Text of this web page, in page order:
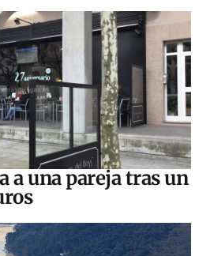
a una pareja tras un